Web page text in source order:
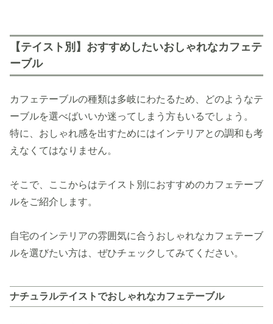
【テイスト別】おすすめしたいおしゃれなカフェテ
ーブル
カフェテーブルの種類は多岐にわたるため、どのようなテ
ーブルを選べばいいか迷ってしまう方もいるでしょう。
特に、おしゃれ感を出すためにはインテリアとの調和も考
えなくてはなりません。
そこで、ここからはテイスト別におすすめのカフェテーブ
ルをご紹介します。
自宅のインテリアの雰囲気に合うおしゃれなカフェテーブ
ルを選びたい方は、ぜひチェックしてみてください。
ナチュラルテイストでおしゃれなカフェテーブル